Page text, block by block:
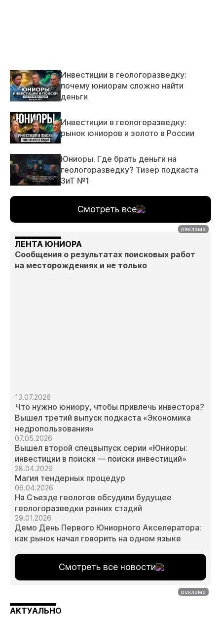
Инвестиции в геологоразведку:
почему юниорам сложно найти
деньги
Инвестиции в геологоразведку:
рынок юниоров и золото в России
Юниоры. Где брать деньги на
геологоразведку? Тизер подкаста
ЗиТ №1
Смотреть все
ЛЕНТА ЮНИОРА
Сообщения о результатах поисковых работ
на месторождениях и не только
13.07.2026
Что нужно юниору, чтобы привлечь инвестора?
Вышел третий выпуск подкаста «Экономика
недропользования»
07.05.2026
Вышел второй спецвыпуск серии «Юниоры:
инвестиции в поиски — поиски инвестиций»
28.04.2026
Магия тендерных процедур
06.04.2026
На Съезде геологов обсудили будущее
геологоразведки ранних стадий
29.01.2026
Демо День Первого Юниорного Акселератора:
как рынок начал говорить на одном языке
Смотреть все новости
АКТУАЛЬНО